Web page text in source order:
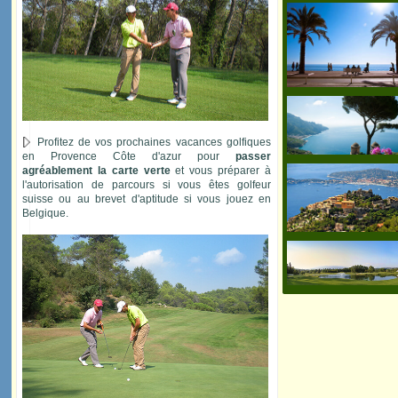
Vous jouez depuis quelques
souhaitez participer à un
stabiliser votre niveau de jeu sur
obtenir la carte verte.